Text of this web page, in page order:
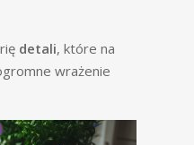
detali, które na
wrażenie